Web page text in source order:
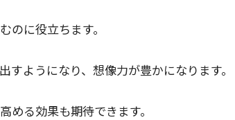
のに役立ちます。
ようになり、想像力が豊かになります。
める効果も期待できます。